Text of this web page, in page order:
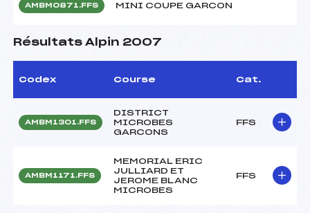
AMBM0871.FFS MINI COUPE GARCON
Résultats Alpin 2007
Codex Course Cat.
AMBM1301.FFS
DISTRICT
MICROBES
GARCONS
FFS
AMBM1171.FFS
MEMORIAL ERIC
JULLIARD ET
JEROME BLANC
MICROBES
FFS